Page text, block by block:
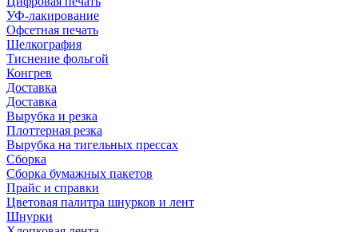
УФ-лакирование
Офсетная печать
Шелкография
Тиснение фольгой
Конгрев
Доставка
Доставка
Вырубка и резка
Плоттерная резка
Вырубка на тигельных прессах
Сборка
Сборка бумажных пакетов
Прайс и справки
Цветовая палитра шнурков и лент
Шнурки